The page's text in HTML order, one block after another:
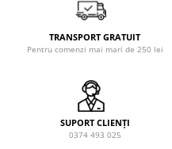
TRANSPORT GRATUIT
Pentru comenzi mai mari de 250 lei
SUPORT CLIENȚI
0374 493 025